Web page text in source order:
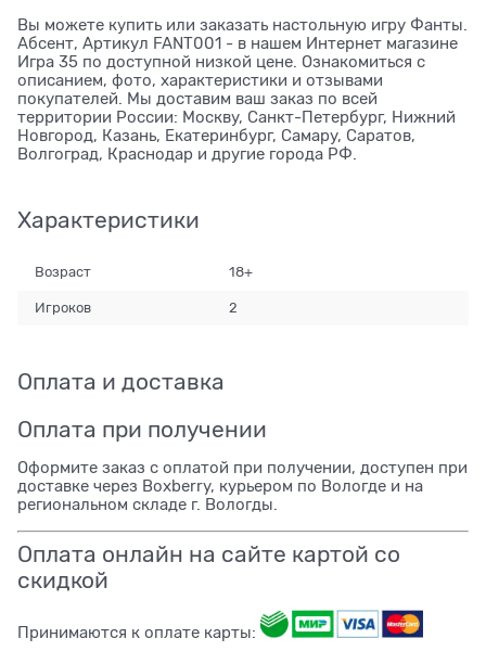
Вы можете купить или заказать настольную игру Фанты.
Абсент, Артикул FANT001 - в нашем Интернет магазине
Игра 35 по доступной низкой цене. Ознакомиться с
описанием, фото, характеристики и отзывами
покупателей. Мы доставим ваш заказ по всей
территории России: Москву, Санкт-Петербург, Нижний
Новгород, Казань, Екатеринбург, Самару, Саратов,
Волгоград, Краснодар и другие города РФ.
Характеристики
Возраст 18+
Игроков 2
Оплата и доставка
Оплата при получении
Оформите заказ с оплатой при получении, доступен при
доставке через Boxberry, курьером по Вологде и на
региональном складе г. Вологды.
Оплата онлайн на сайте картой со
скидкой
Принимаются к оплате карты: